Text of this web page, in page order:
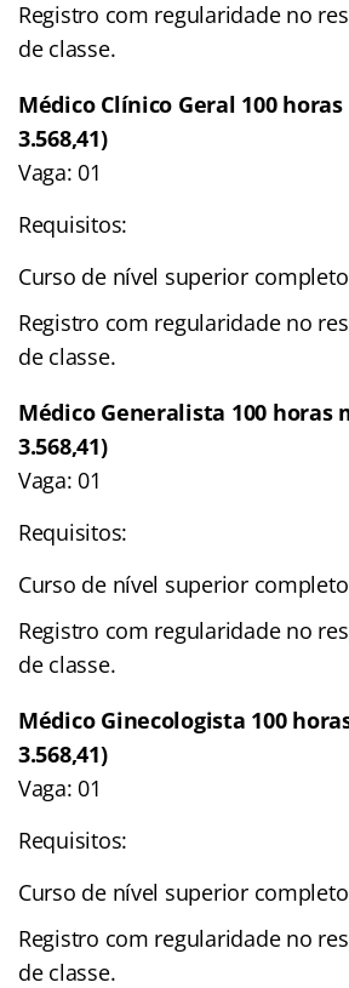
Registro com regularidade no
de classe.
Médico Clínico Geral 100
3.568,41)
Vaga: 01
Requisitos:
Curso de nível superior
Registro com regularidade no
de classe.
Médico Generalista 100 horas
3.568,41)
Vaga: 01
Requisitos:
Curso de nível superior
Registro com regularidade no
de classe.
Médico Ginecologista 100
3.568,41)
Vaga: 01
Requisitos:
Curso de nível superior
Registro com regularidade no
de classe.